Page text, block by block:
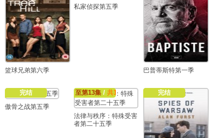
篮球兄弟第六季
私家侦探第五季
巴普蒂斯特第一季
完结
傲骨之战第五季
至第13集 /共13集
法律与秩序：特殊受害
者第二十五季
完结